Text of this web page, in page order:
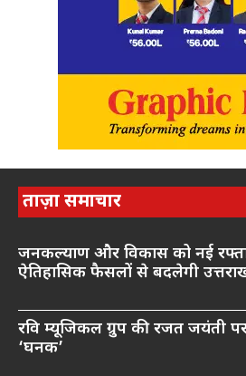
ताज़ा समाचार
जनकल्याण और विकास को नई
ऐतिहासिक फैसलों से बदलेगी
रवि म्यूजिकल ग्रुप की रजत जयंती
‘घनक’